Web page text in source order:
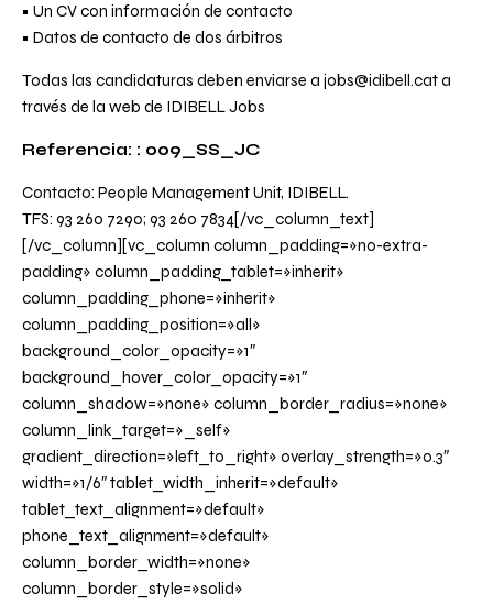
• Un CV con información de contacto
• Datos de contacto de dos árbitros
Todas las candidaturas deben enviarse a jobs@idibell.cata
través de la web de IDIBELL Jobs
Referencia: : 009_SS_JC
Contacto: People Management Unit, IDIBELL.
TFS: 93 260 7290; 93 260 7834[/vc_column_text]
[/vc_column][vc_column column_padding=»no-extra-
padding» column_padding_tablet=»inherit»
column_padding_phone=»inherit»
column_padding_position=»all»
background_color_opacity=»1″
background_hover_color_opacity=»1″
column_shadow=»none» column_border_radius=»none»
column_link_target=»_self»
gradient_direction=»left_to_right» overlay_strength=»0.3″
width=»1/6″ tablet_width_inherit=»default»
tablet_text_alignment=»default»
phone_text_alignment=»default»
column_border_width=»none»
column_border_style=»solid»